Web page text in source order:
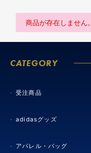
商品が存在しません。
CATEGORY
受注商品
adidasグッズ
アパレル・バッグ